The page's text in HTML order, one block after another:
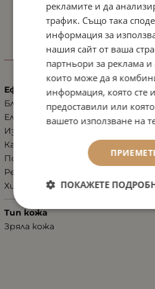
Ефект
Блясък, избистряне, освежаване
Еластичност
Изглаждане на тена
Кашмирена мекота
Повдигане, лифтинг, изпъване
Регенерация, възстановяване
Хидратация
Тип кожа
Зряла кожа
рекламите и да
трафик. Също така
информация за
нашия сайт от ваша
партньори за реклама
които може да я
информация, която сте
предоставили или
вашето използване на
ПОКАЖЕТЕ